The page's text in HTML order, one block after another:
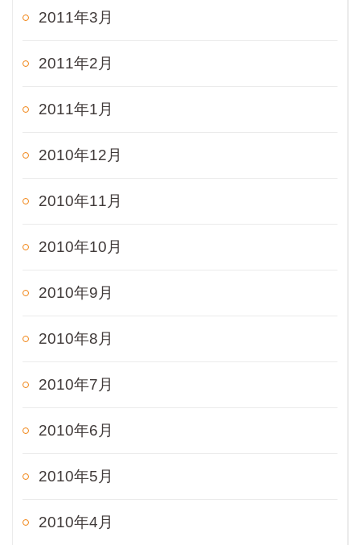
2011年3月
2011年2月
2011年1月
2010年12月
2010年11月
2010年10月
2010年9月
2010年8月
2010年7月
2010年6月
2010年5月
2010年4月